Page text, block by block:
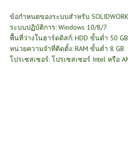
ข้อกำหนดของระบบสำหรับ
ระบบปฏิบัติการ: Windows 10/8/7
พื้นที่ว่างในฮาร์ดดิสก์: HDD ขั้นต่ำ 50
หน่วยความจำที่ติดตั้ง: RAM ขั้นต่ำ 8 GB
โปรเซสเซอร์: โปรเซสเซอร์ Intel หรือ